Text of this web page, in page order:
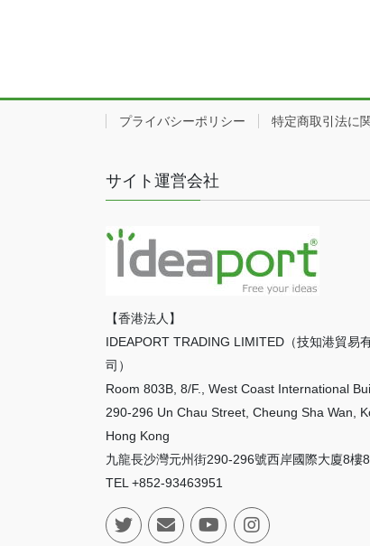
プライバシーポリシー 特定商取引法に
サイト運営会社
【香港法人】
IDEAPORT TRADING LIMITED（技知港貿易
司）
Room 803B, 8/F., West Coast International
290-296 Un Chau Street, Cheung Sha Wan,
Hong Kong
九龍長沙灣元州街290-296號西岸國際大廈8樓
TEL +852-93463951